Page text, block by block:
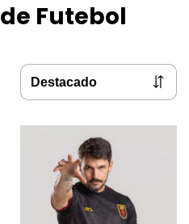
Futebol